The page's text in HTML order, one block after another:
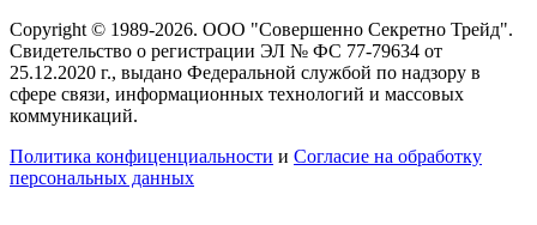
Copyright © 1989-2026. ООО "Совершенно Секретно Трейд".
Свидетельство о регистрации ЭЛ № ФС 77-79634 от
25.12.2020 г., выдано Федеральной службой по надзору в
сфере связи, информационных технологий и массовых
коммуникаций.
Политика конфиценциальности и Согласие на обработку
персональных данных